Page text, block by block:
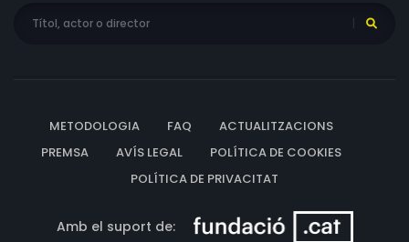
METODOLOGIA FAQ
ACTUALITZACIONS
PREMSA
AVÍS LEGAL
POLÍTICA DE COOKIES
POLÍTICA DE PRIVACITAT
Amb el suport de: